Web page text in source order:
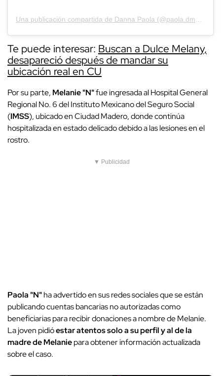
Te puede interesar: Buscan a Dulce Melany,
desapareció después de mandar su
ubicación real en CU
Por su parte, Melanie "N"fue ingresada al Hospital General
Regional No. 6 del Instituto Mexicano del Seguro Social
(IMSS), ubicado en Ciudad Madero, donde continúa
hospitalizada en estado delicado debido a las lesiones en el
rostro.
▼ Publicidad
Paola "N"ha advertido en sus redes sociales que se están
publicando cuentas bancarias no autorizadas como
beneficiarias para recibir donaciones a nombre de Melanie.
La joven pidióestar atentos solo a su perfil y al de la
madre de Melaniepara obtener información actualizada
sobre el caso.